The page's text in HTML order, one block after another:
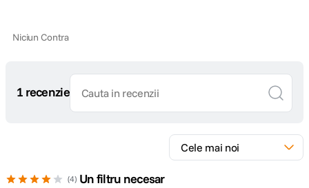
Niciun Contra
1 recenzie
4 Un filtru necesar